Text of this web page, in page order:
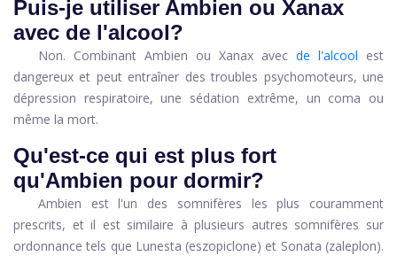
Puis-je utiliser Ambien ou Xanax
avec de l'alcool?
Non. Combinant Ambien ou Xanax avec de l'alcool est
dangereux et peut entraîner des troubles psychomoteurs, une
dépression respiratoire, une sédation extrême, un coma ou
même la mort.
Qu'est-ce qui est plus fort
qu'Ambien pour dormir?
Ambien est l'un des somnifères les plus couramment
prescrits, et il est similaire à plusieurs autres somnifères sur
ordonnance tels que Lunesta (eszopiclone) et Sonata (zaleplon).